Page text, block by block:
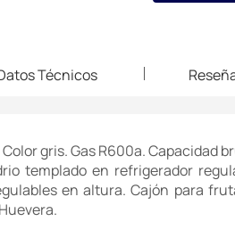
Técnicos
gris. Gas R600a. Capacidad
templado en refrigerador
en altura. Cajón para